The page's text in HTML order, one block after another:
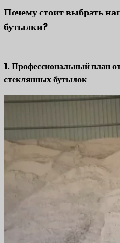
Почему стоит выбрать
бутылки?
1. Профессиональный план
стеклянных бутылок